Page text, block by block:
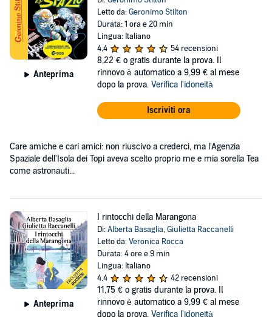
Anteprima
Letto da:Geronimo Stilton
Durata: 1 ora e 20 min
Lingua: Italiano
4,4
54 recensioni
8,22 € o gratis durante la prova. Il
rinnovo è automatico a 9,99 € al mese
dopo la prova. Verifica l'idoneità
Iscriviti ora
Care amiche e cari amici: non riuscivo a crederci, ma l'Agenzia
Spaziale dell'Isola dei Topi aveva scelto proprio me e mia sorella Tea
come astronauti...
Anteprima
I rintocchi della Marangona
Di:Alberta Basaglia,Giulietta Raccanelli
Letto da:Veronica Rocca
Durata: 4 ore e 9 min
Lingua: Italiano
4,4
42 recensioni
11,75 € o gratis durante la prova. Il
rinnovo è automatico a 9,99 € al mese
dopo la prova. Verifica l'idoneità